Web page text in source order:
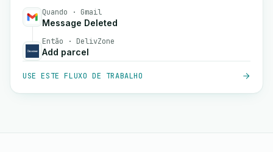
Quando · Gmail
Message Deleted
Então · DelivZone
Add parcel
USE ESTE FLUXO DE TRABALHO